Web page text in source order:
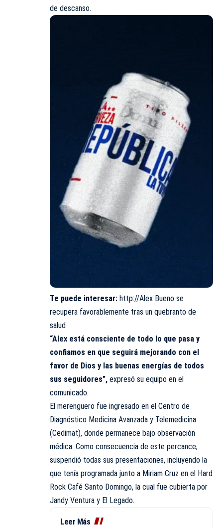
de descanso.
Te puede interesar: http://Alex Bueno se
recupera favorablemente tras un quebranto de
salud
“Alex está consciente de todo lo que pasa y
confiamos en que seguirá mejorando con el
favor de Dios y las buenas energías de todos
sus seguidores”, expresó su equipo en el
comunicado.
El merenguero fue ingresado en el Centro de
Diagnóstico Medicina Avanzada y Telemedicina
(Cedimat), donde permanece bajo observación
médica. Como consecuencia de este percance,
suspendió todas sus presentaciones, incluyendo la
que tenía programada junto a Miriam Cruz en el Hard
Rock Café Santo Domingo, la cual fue cubierta por
Jandy Ventura y El Legado.
Leer Más